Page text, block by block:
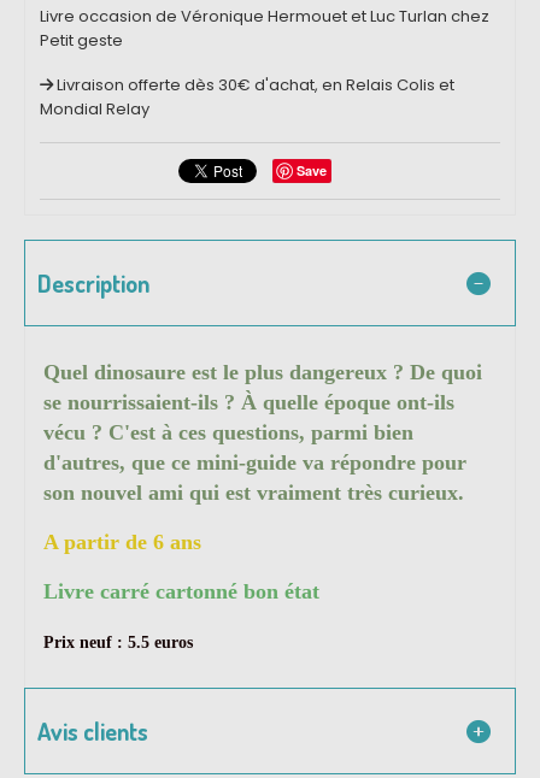
Livre occasion de Véronique Hermouet et Luc Turlan chez
Petit geste
Livraison offerte dès 30€ d'achat, en Relais Colis et
Mondial Relay
Save
Description
Quel dinosaure est le plus dangereux ? De quoi
se nourrissaient-ils ? À quelle époque ont-ils
vécu ? C'est à ces questions, parmi bien
d'autres, que ce mini-guide va répondre pour
son nouvel ami qui est vraiment très curieux.
A partir de 6 ans
Livre carré cartonné bon état
Prix neuf : 5.5 euros
Avis clients